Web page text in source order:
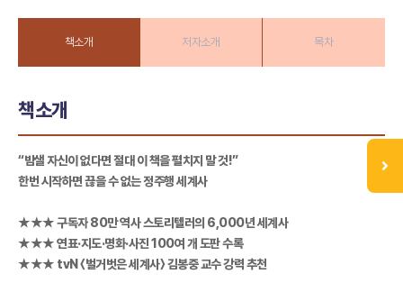
책소개 저자소개 목차
책소개
“밤샐 자신이 없다면 절대 이 책을 펼치지 말 것!”
한번 시작하면 끊을 수 없는 정주행 세계사
★★★ 구독자 80만 역사 스토리텔러의 6,000년 세계사
★★★ 연표·지도·명화·사진 100여 개 도판 수록
★★★ tvN 〈벌거벗은 세계사〉 김봉중 교수 강력 추천